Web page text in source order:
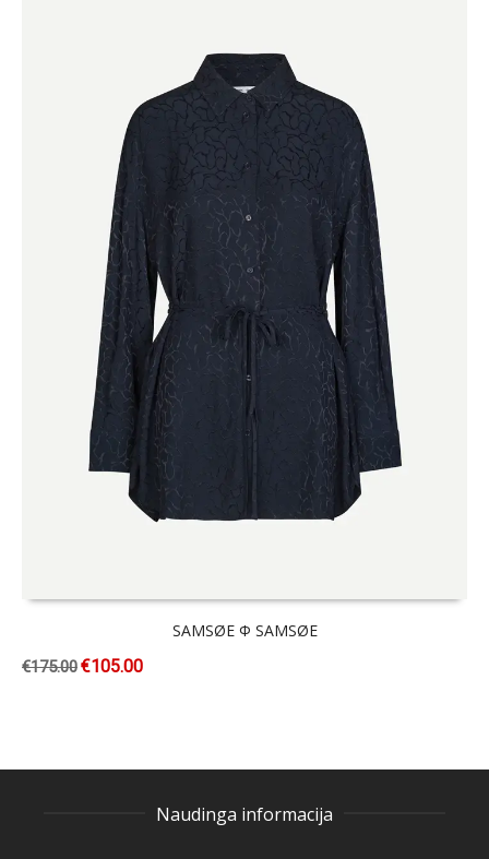
SAMSØE Φ SAMSØE
€175.00€105.00
Naudinga informacija